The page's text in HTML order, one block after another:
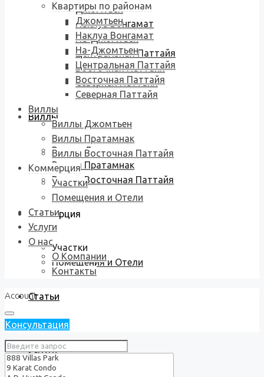
Джомтьен
Наклуа Вонгамат
На-Джомтьен
Центральная Паттайя
Восточная Паттайя
Северная Паттайя
Виллы
Виллы Джомтьен
Виллы Пратамнак
Виллы Восточная Паттайя
Коммерция
Участки
Помещения и Отели
Статьи
Услуги
Квартиры по районам
Джомтьен
Наклуа Вонгамат
На-Джомтьен
Центральная Паттайя
Восточная Паттайя
Северная Паттайя
Виллы
Виллы Джомтьен
Виллы Пратамнак
Виллы Восточная Паттайя
Коммерция
Участки
Помещения и Отели
Статьи
Услуги
О нас
О Компании
Контакты
Account
Консультация